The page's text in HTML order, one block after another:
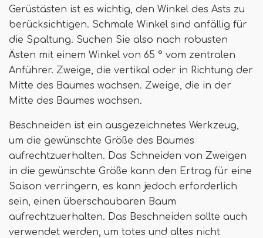
Gerüstästen ist es wichtig, den Winkel des Asts zu
berücksichtigen. Schmale Winkel sind anfällig für
die Spaltung. Suchen Sie also nach robusten
Ästen mit einem Winkel von 65 ° vom zentralen
Anführer. Zweige, die vertikal oder in Richtung der
Mitte des Baumes wachsen. Zweige, die in der
Mitte des Baumes wachsen.
Beschneiden ist ein ausgezeichnetes Werkzeug,
um die gewünschte Größe des Baumes
aufrechtzuerhalten. Das Schneiden von Zweigen
in die gewünschte Größe kann den Ertrag für eine
Saison verringern, es kann jedoch erforderlich
sein, einen überschaubaren Baum
aufrechtzuerhalten. Das Beschneiden sollte auch
verwendet werden, um totes und altes nicht